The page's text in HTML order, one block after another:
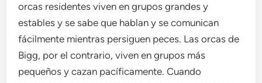
orcas residentes viven en grupos grandes y
estables y se sabe que hablan y se comunican
fácilmente mientras persiguen peces. Las orcas de
Bigg, por el contrario, viven en grupos más
pequeños y cazan pacíficamente. Cuando